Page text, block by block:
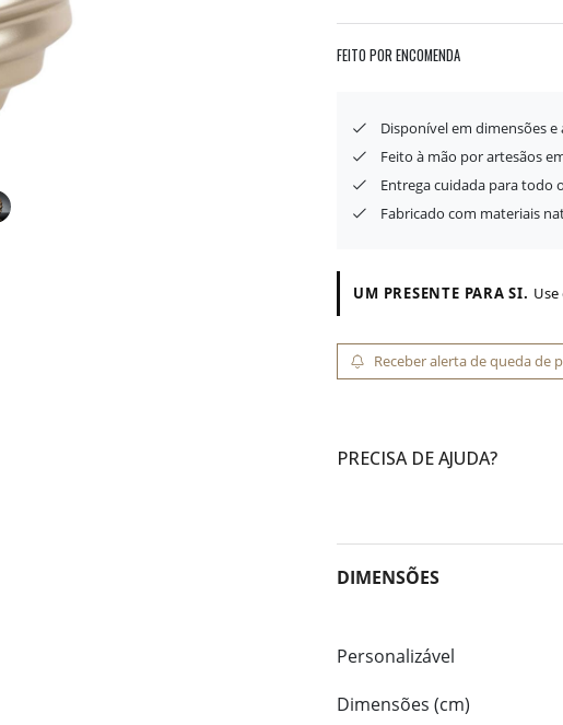
FEITO POR ENCOMENDA
Disponível em dimensões
Feito à mão por artesãos
Entrega cuidada para todo
Fabricado com materiais
UM PRESENTE PARA SI.
Receber alerta de queda de
PRECISA DE AJUDA?
DIMENSÕES
Personalizável
Dimensões (cm)